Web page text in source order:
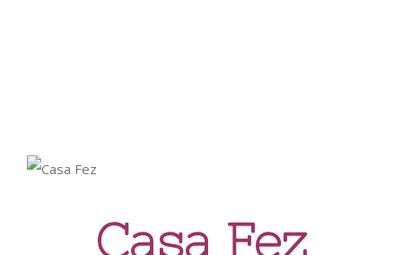
Casa Fez